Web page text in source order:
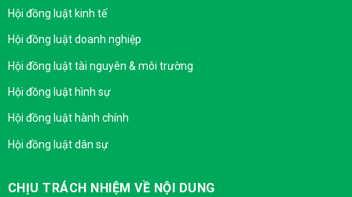
Hội đồng luật kinh tế
Hội đồng luật doanh nghiệp
Hội đồng luật tài nguyên & môi trường
Hội đồng luật hình sự
Hội đồng luật hành chính
Hội đồng luật dân sự
CHỊU TRÁCH NHIỆM VỀ NỘI DUNG